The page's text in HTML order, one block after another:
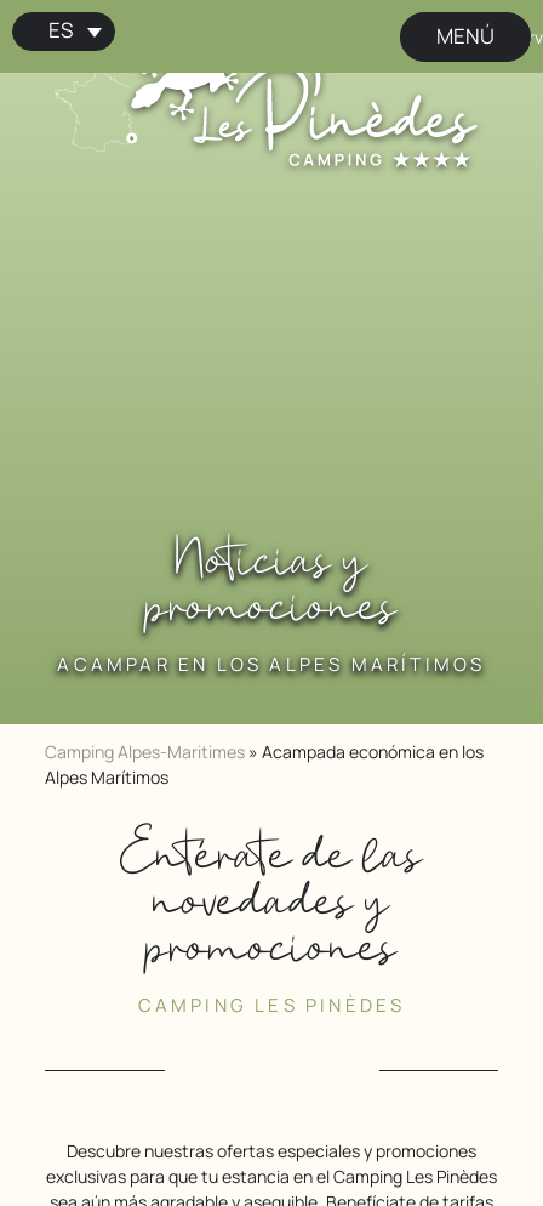
MENÚ
ES
Noticias y
promociones
ACAMPAR EN LOS ALPES MARÍTIMOS
Camping Alpes-Maritimes »Acampada económica en los
Alpes Marítimos
Entérate de las
novedades y
promociones
CAMPING LES PINÈDES
Descubre nuestras ofertas especiales y promociones
exclusivas para que tu estancia en el Camping Les Pinèdes
sea aún más agradable y asequible. Benefíciate de tarifas
📢